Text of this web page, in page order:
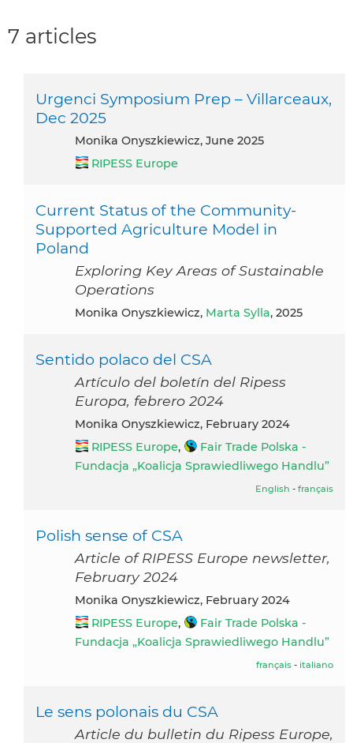
7 articles
Urgenci Symposium Prep – Villarceaux,
Dec 2025
Monika Onyszkiewicz, June 2025
RIPESS Europe
Current Status of the Community-
Supported Agriculture Model in
Poland
Exploring Key Areas of Sustainable
Operations
Monika Onyszkiewicz, Marta Sylla, 2025
Sentido polaco del CSA
Artículo del boletín del Ripess
Europa, febrero 2024
Monika Onyszkiewicz, February 2024
RIPESS Europe,
Fair Trade Polska -
Fundacja „Koalicja Sprawiedliwego Handlu”
English - français
Polish sense of CSA
Article of RIPESS Europe newsletter,
February 2024
Monika Onyszkiewicz, February 2024
RIPESS Europe,
Fair Trade Polska -
Fundacja „Koalicja Sprawiedliwego Handlu”
français - italiano
Le sens polonais du CSA
Article du bulletin du Ripess Europe,